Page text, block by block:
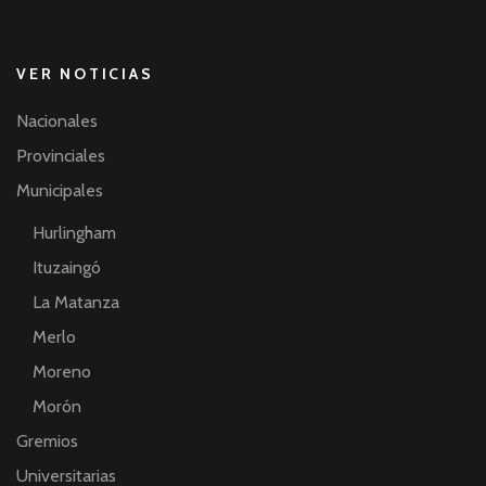
VER NOTICIAS
Nacionales
Provinciales
Municipales
Hurlingham
Ituzaingó
La Matanza
Merlo
Moreno
Morón
Gremios
Universitarias